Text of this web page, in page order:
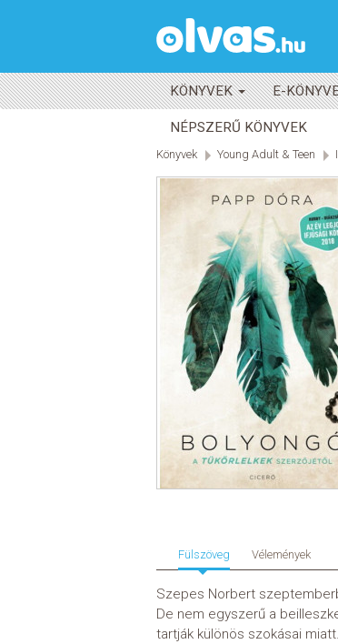
KÖNYVEK E-
NÉPSZERŰ KÖNYVEK
Könyvek Young Adult & Teen
Fülszöveg Vélemények
Szepes Norbert
De nem egyszerű a
tartják különös szokásai